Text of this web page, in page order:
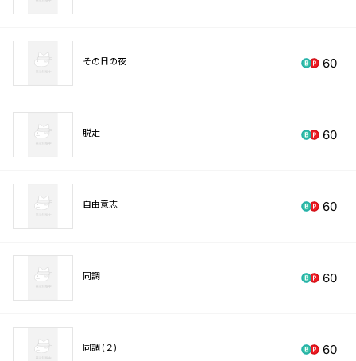
その日の夜 60
脱走 60
自由意志 60
同調 60
同調 (２) 60